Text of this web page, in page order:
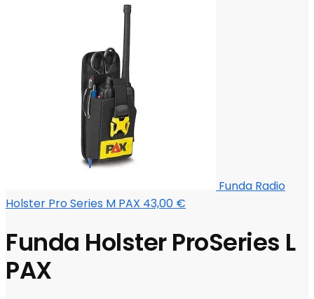
Funda Radio
Holster Pro Series M PAX 43,00 €
Funda Holster ProSeries L
PAX